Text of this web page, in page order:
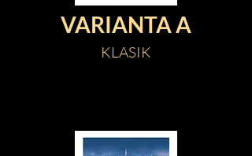
VARIANTA A
KLASIK